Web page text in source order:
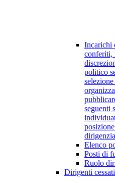
Incarichi
conferiti,
politico
seguenti
Elenco
Posti di
Ruolo
Dirigenti cessati